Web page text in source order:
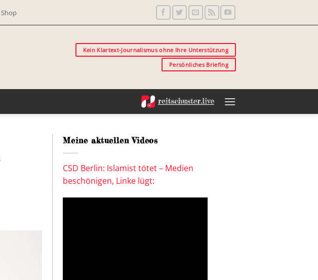
Shop
Kein Klartext-Journalismus ohne Ihre Unterstützung
Persönliches Briefing
Meine aktuellen Videos
CSD Berlin: Islamist tötet – Medien
beschönigen, Linke lügt: